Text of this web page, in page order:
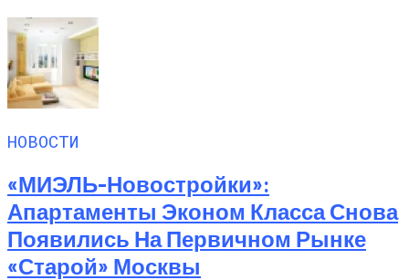
НОВОСТИ
«МИЭЛЬ-Новостройки»:
Апартаменты Эконом Класса Снова
Появились На Первичном Рынке
«старой» Москвы